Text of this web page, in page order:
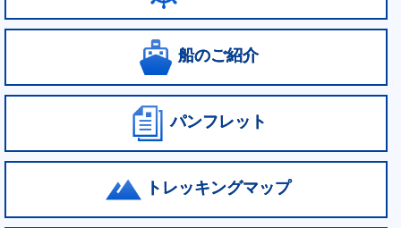
船のご紹介
パンフレット
トレッキングマップ